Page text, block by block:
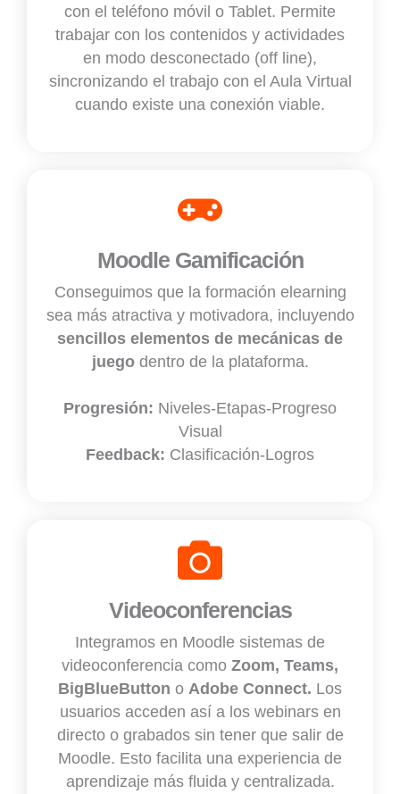
con el teléfono móvil o Tablet. Permite
trabajar con los contenidos y actividades
en modo desconectado (off line),
sincronizando el trabajo con el Aula Virtual
cuando existe una conexión viable.
Moodle Gamificación
Conseguimos que la formación elearning
sea más atractiva y motivadora, incluyendo
sencillos elementos de mecánicas de
juegodentro de la plataforma.
Progresión: Niveles-Etapas-Progreso
Visual
Feedback: Clasificación-Logros
Videoconferencias
Integramos en Moodle sistemas de
videoconferencia como Zoom, Teams,
BigBlueButton o Adobe Connect. Los
usuarios acceden así a los webinars en
directo o grabados sin tener que salir de
Moodle. Esto facilita una experiencia de
aprendizaje más fluida y centralizada.